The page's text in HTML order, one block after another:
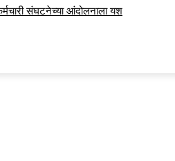
संघटनेच्या आंदोलनाला यश